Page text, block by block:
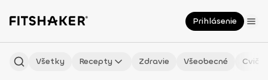
Prihlásenie
Všetky Recepty Zdravie Všeobecné